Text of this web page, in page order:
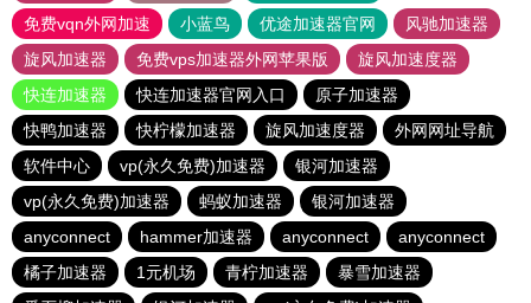
免费vqn外网加速
小蓝鸟 优途加速器官网
风驰加速器
旋风加速器
免费vps加速器外网苹果版
旋风加速度器
快连加速器
快连加速器官网入口
原子加速器
快鸭加速器
快柠檬加速器 旋风加速度器
外网网址导航
软件中心
vp(永久免费)加速器
银河加速器
vp(永久免费)加速器
蚂蚁加速器
银河加速器
anyconnect
hammer加速器 anyconnect
anyconnect
橘子加速器
1元机场 青柠加速器
暴雪加速器